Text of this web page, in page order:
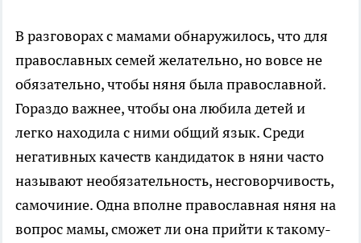
В разговорах с мамами обнаружилось, что для
православных семей желательно, но вовсе не
обязательно, чтобы няня была православной.
Гораздо важнее, чтобы она любила детей и
легко находила с ними общий язык. Среди
негативных качеств кандидаток в няни часто
называют необязательность, несговорчивость,
самочиние. Одна вполне православная няня на
вопрос мамы, сможет ли она прийти к такому-